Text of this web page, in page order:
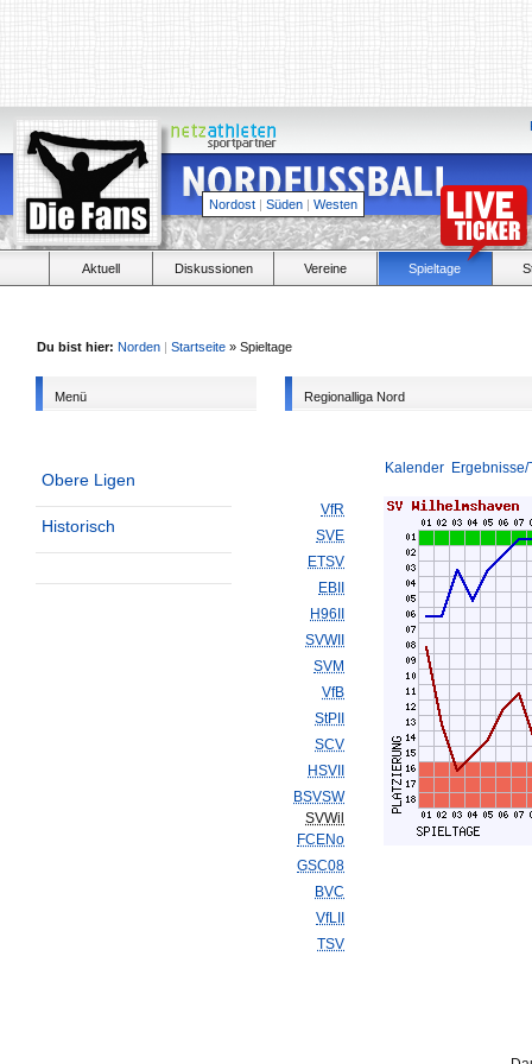
Nordost | Süden | Westen
Aktuell Diskussionen Vereine Spieltage
Du bist hier: Norden | Startseite » Spieltage
Menü
Obere Ligen
Historisch
Regionalliga Nord
Kalender
VfR
SVE
ETSV
EBII
H96II
SVWII
SVM
VfB
StPII
SCV
HSVII
BSVSW
SVWil
FCENo
GSC08
BVC
VfLII
TSV